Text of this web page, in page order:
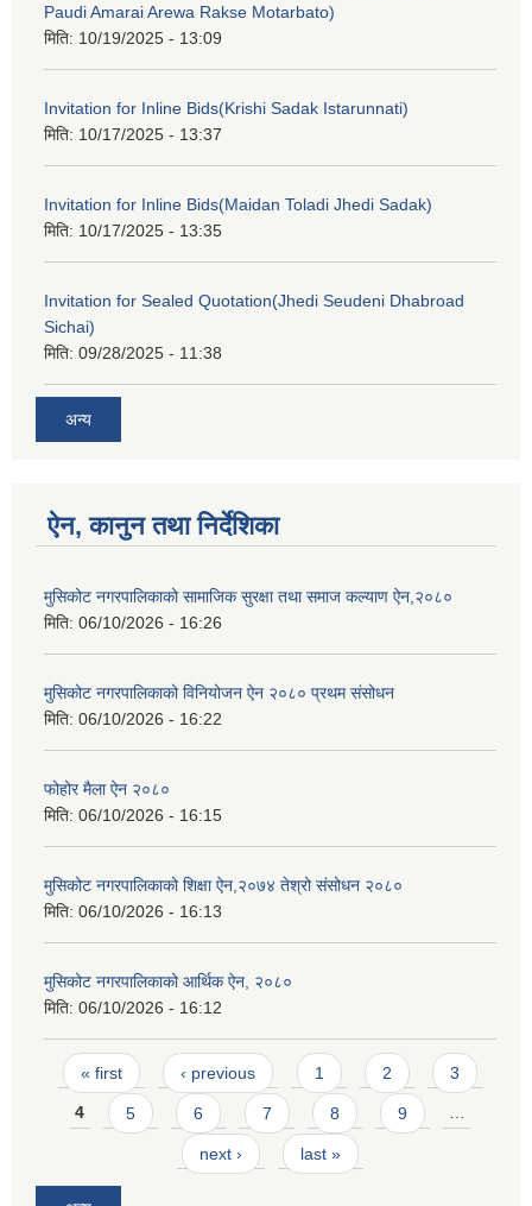
Paudi Amarai Arewa Rakse Motarbato)
मिति: 10/19/2025 - 13:09
Invitation for Inline Bids(Krishi Sadak Istarunnati)
मिति: 10/17/2025 - 13:37
Invitation for Inline Bids(Maidan Toladi Jhedi Sadak)
मिति: 10/17/2025 - 13:35
Invitation for Sealed Quotation(Jhedi Seudeni Dhabroad
Sichai)
मिति: 09/28/2025 - 11:38
अन्य
ऐन, कानुन तथा निर्देशिका
मुसिकोट नगरपालिकाको सामाजिक सुरक्षा तथा समाज कल्याण ऐन,२०८०
मिति: 06/10/2026 - 16:26
मुसिकोट नगरपालिकाको विनियोजन ऐन २०८० प्रथम संसोधन
मिति: 06/10/2026 - 16:22
फोहोर मैला ऐन २०८०
मिति: 06/10/2026 - 16:15
मुसिकोट नगरपालिकाको शिक्षा ऐन,२०७४ तेश्रो संसोधन २०८०
मिति: 06/10/2026 - 16:13
मुसिकोट नगरपालिकाको आर्थिक ऐन, २०८०
मिति: 06/10/2026 - 16:12
Pages
« first ‹ previous 1 2 3
4 5 6 7 8 9 …
next › last »